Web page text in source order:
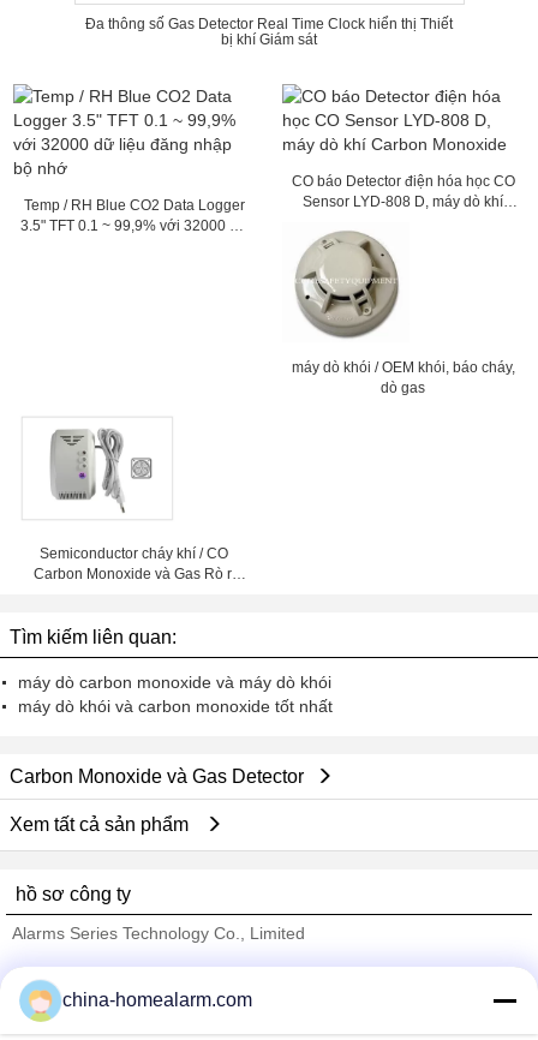
Đa thông số Gas Detector Real Time Clock hiển thị Thiết
bị khí Giám sát
Temp / RH Blue CO2 Data Logger
3.5" TFT 0.1 ~ 99,9% với 32000 dữ
CO báo Detector điện hóa học CO
Sensor LYD-808 D, máy dò khí
máy dò khói / OEM khói, báo cháy,
dò gas
Semiconductor cháy khí / CO
Carbon Monoxide và Gas Rò rỉ
Tìm kiếm liên quan:
máy dò carbon monoxide và máy dò khói
máy dò khói và carbon monoxide tốt nhất
Carbon Monoxide và Gas Detector
Xem tất cả sản phẩm
hồ sơ công ty
Alarms Series Technology Co., Limited
Trust Seal
Verified Suplier
china-homealarm.com